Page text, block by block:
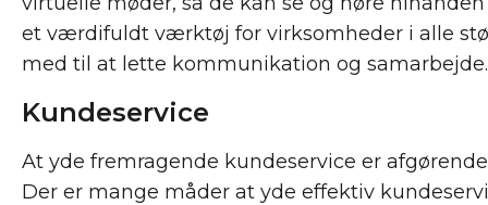
et værdifuldt værktøj for virksomheder i alle
med til at lette kommunikation og samarbejde.
Kundeservice
At yde fremragende kundeservice er
Der er mange måder at yde effektiv